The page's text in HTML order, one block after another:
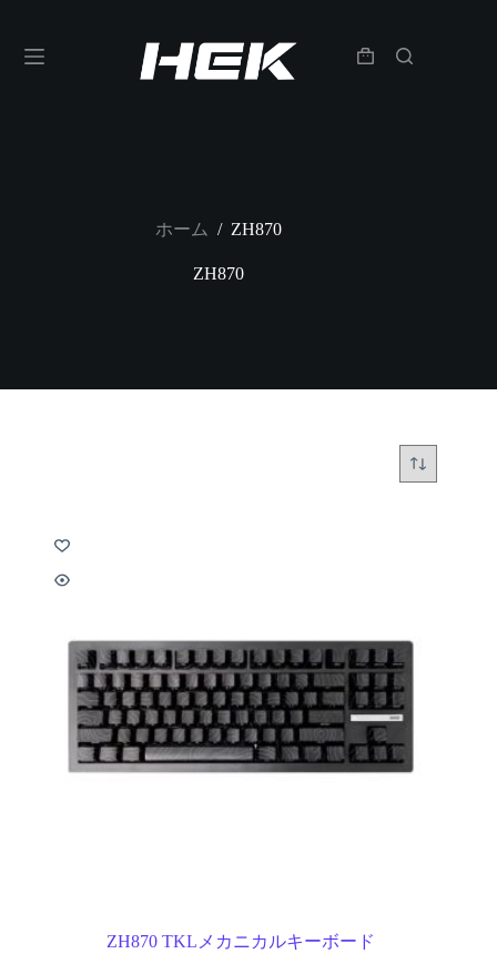
ホーム / ZH870
ZH870
ZH870 TKLメカニカルキーボード